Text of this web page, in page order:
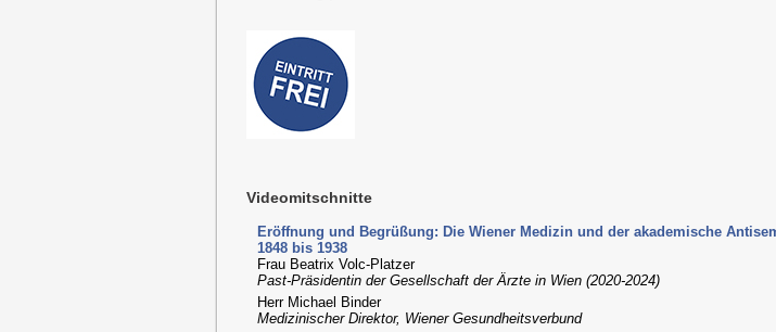
Videomitschnitte
Eröffnung und Begrüßung: Die Wiener Medizin und der akademische
1848 bis 1938
Frau Beatrix Volc-Platzer
Past-Präsidentin der Gesellschaft der Ärzte in Wien (2020-2024)
Herr Michael Binder
Medizinischer Direktor, Wiener Gesundheitsverbund